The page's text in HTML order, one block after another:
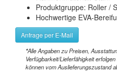
Produktgruppe: Roller /
Hochwertige EVA-
Anfrage per E-Mail
*Alle Angaben zu Preisen,
Verfügbarkeit/Lieferfähigkeit
können vom Auslieferungszustand